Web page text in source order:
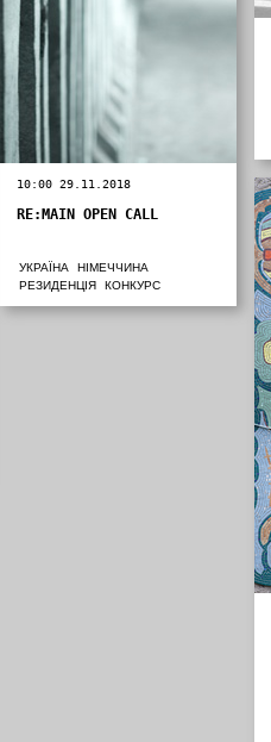
10:00 29.11.2018
RE:MAIN OPEN CALL
УКРАЇНА
НІМЕЧЧИНА
РЕЗИДЕНЦІЯ
КОНКУРС